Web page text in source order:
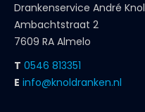
Drankenservice André Knol
Ambachtstraat 2
7609 RA Almelo
T 0546 813351
E info@knoldranken.nl